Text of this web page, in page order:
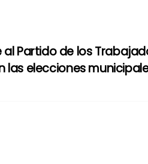
Partido de los
las elecciones